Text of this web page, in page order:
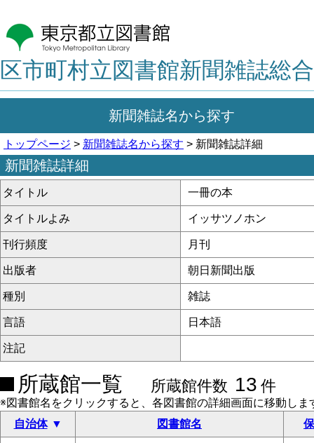
区市町村立図書館新聞雑誌総
新聞雑誌名から探す
トップページ > 新聞雑誌名から探す > 新聞雑誌詳細
新聞雑誌詳細
タイトル 一冊の本
タイトルよみ イッサツノホン
刊行頻度 月刊
出版者 朝日新聞出版
種別 雑誌
言語 日本語
注記
所蔵館一覧 所蔵館件数 13 件
※図書館名をクリックすると、各図書館の詳細画面に移動しま
自治体
図書館名